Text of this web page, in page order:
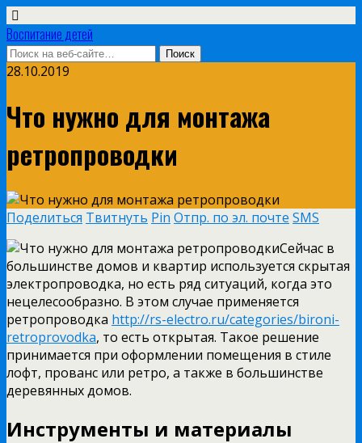
Воспитание детей
28.10.2019
Что нужно для монтажа
ретропроводки
Поделиться Твитнуть Pin Отпр. по эл. почте SMS
Сейчас в
большинстве домов и квартир используется скрытая
электропроводка, но есть ряд ситуаций, когда это
нецелесообразно. В этом случае применяется
ретропроводка http://rs-electro.ru/categories/bironi-
retroprovodka, то есть открытая. Такое решение
принимается при оформлении помещения в стиле
лофт, прованс или ретро, а также в большинстве
деревянных домов.
Инструменты и материалы